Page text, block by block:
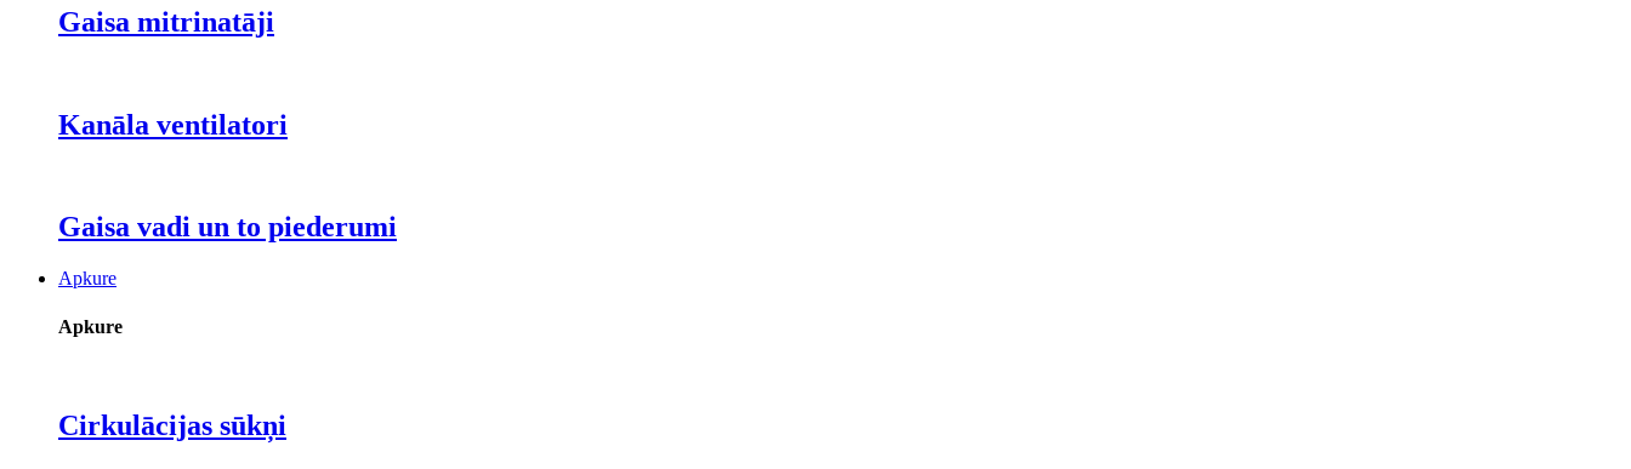
Gaisa mitrinatāji
Kanāla ventilatori
Gaisa vadi un to piederumi
Apkure
Apkure
Cirkulācijas sūkņi